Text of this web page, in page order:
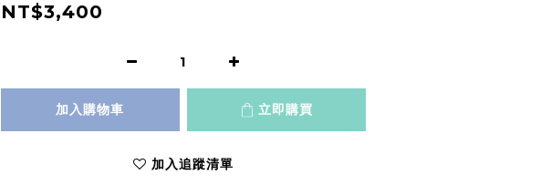
NT$3,400
加入購物車 立即購買
加入追蹤清單